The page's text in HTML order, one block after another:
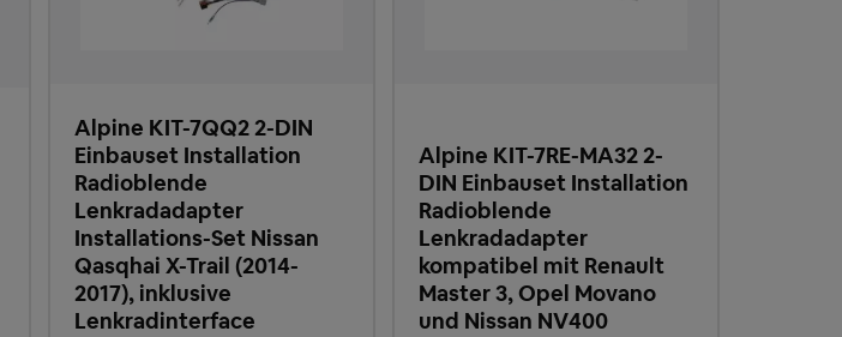
Alpine KIT-7QQ2 2-DIN
Einbauset Installation
Radioblende
Lenkradadapter
Installations-Set Nissan
Qasqhai X-Trail (2014-
2017), inklusive
Lenkradinterface
Alpine KIT-7RE-MA32 2-
DIN Einbauset Installation
Radioblende
Lenkradadapter
kompatibel mit Renault
Master 3, Opel Movano
und Nissan NV400